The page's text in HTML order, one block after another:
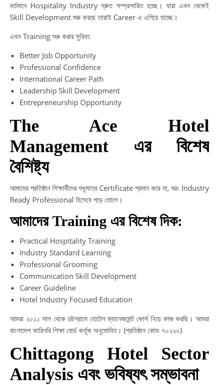
বর্তমানে Hospitality Industry দ্রুত সম্প্রসারিত হচ্ছে। যারা এখন থেকেই
Skill Development শুরু করছে তারাই Career এ এগিয়ে যাচ্ছে।
এখন Training শুরু করার সুবিধা:
Better Job Opportunity
Professional Confidence
International Career Path
Leadership Skill Development
Entrepreneurship Opportunity
The Ace Hotel
Management এর বিশেষ
বৈশিষ্ট্য
আমাদের প্রতিষ্ঠান শিক্ষার্থীদের শুধুমাত্র Certificate প্রদান করে না, বরং Industry
Ready Professional হিসেবে গড়ে তোলে।
আমাদের Training এর বিশেষ দিক:
Practical Hospitality Training
Industry Standard Learning
Professional Grooming
Communication Skill Development
Career Guideline
Hotel Industry Focused Education
আমরা ২০১১ সাল থেকে চট্টগ্রামে হোটেল ম্যানেজমেন্ট কোর্স নিয়ে কাজ করছি। আমরা
বাংলাদেশ কারিগরি শিক্ষা বোর্ড কর্তৃক অনুমোদিত। (প্রতিষ্ঠান কোড ৭০২২০)
Chittagong Hotel Sector
Analysis এবং ভবিষ্যৎ সম্ভাবনা